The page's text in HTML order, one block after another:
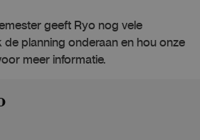
geeft Ryo nog vele
de planning onderaan en hou onze
meer informatie.